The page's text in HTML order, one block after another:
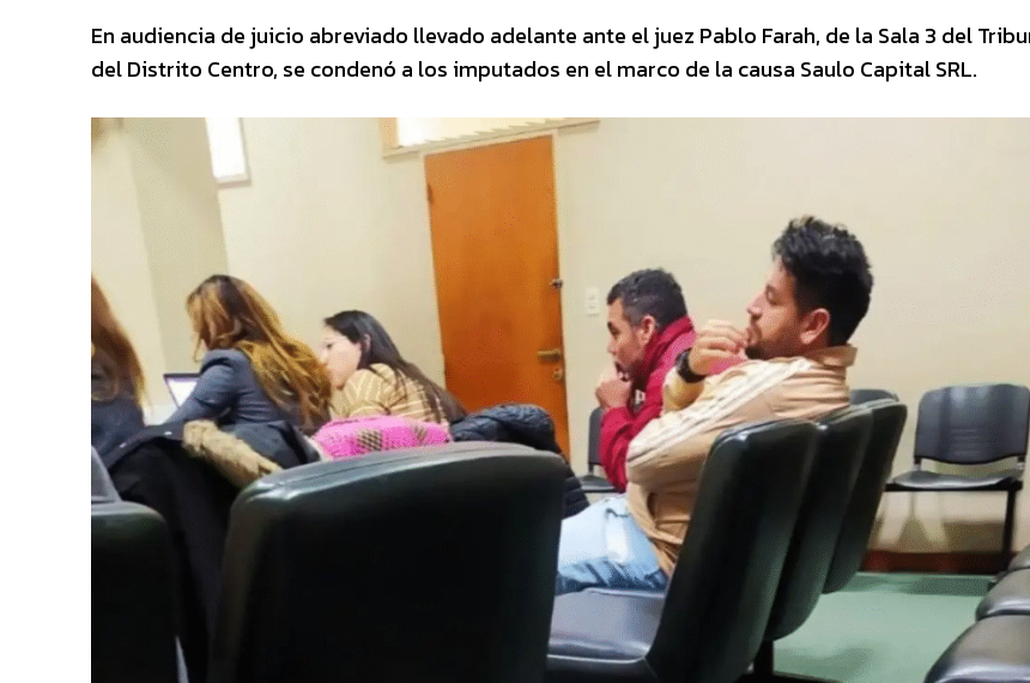
En audiencia de juicio abreviado llevado adelante ante el juez Pablo Farah, de la Sala 3 del
del Distrito Centro, se condenó a los imputados en el marco de la causa Saulo Capital SRL.